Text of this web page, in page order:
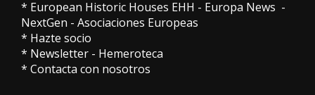
* European Historic Houses EHH - Europa News -
NextGen - Asociaciones Europeas
* Hazte socio
* Newsletter - Hemeroteca
* Contacta con nosotros